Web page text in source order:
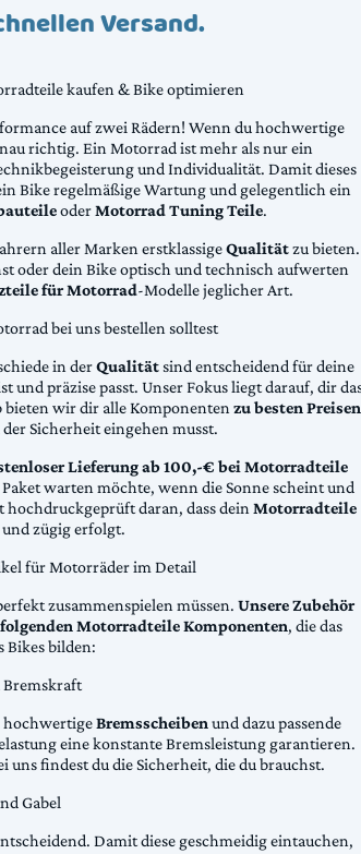
Versand.
kaufen & Bike optimieren
auf zwei Rädern! Wenn du hochwertige
richtig. Ein Motorrad ist mehr als nur ein
und Individualität. Damit dieses
Bike regelmäßige Wartung und gelegentlich ein
oderMotorrad Tuning Teile.
aller Marken erstklassigeQualitätzu bieten.
oder dein Bike optisch und technisch aufwerten
für Motorrad-Modelle jeglicher Art.
bei uns bestellen solltest
in derQualitätsind entscheidend für deine
präzise passt. Unser Fokus liegt darauf, dir
bieten wir dir alle Komponentenzu besten Preisen
Sicherheit eingehen musst.
Lieferung ab 100,-€ bei Motorradteile
warten möchte, wenn die Sonne scheint und
hochdruckgeprüft daran, dass deinMotorradteile
zügig erfolgt.
für Motorräder im Detail
zusammenspielen müssen. Unsere Zubehör
Motorradteile Komponenten, die das
Bikes bilden:
Bremskraft
hochwertigeBremsscheibenund dazu passende
eine konstante Bremsleistung garantieren.
uns findest du die Sicherheit, die du brauchst.
Gabel
Damit diese geschmeidig eintauchen,